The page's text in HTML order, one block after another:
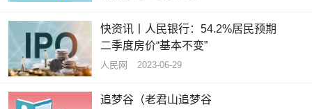
快资讯丨人民银行：54.2%居民预期
二季度房价“基本不变”
人民网 2023-06-29
追梦谷（老君山追梦谷